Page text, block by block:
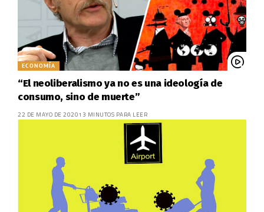
ECONOMÍA
“El neoliberalismo ya no es una ideología de
consumo, sino de muerte”
22 DE MAYO DE 202013 MINUTOS PARA LEER